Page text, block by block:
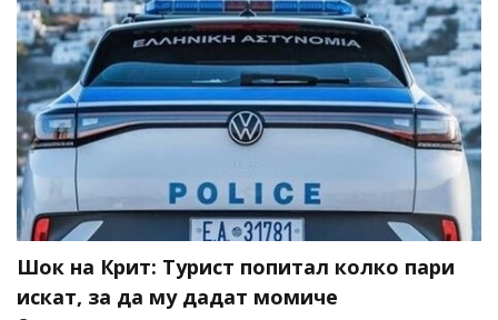
Шок на Крит: Турист попитал колко пари
искат, за да му дадат момиче